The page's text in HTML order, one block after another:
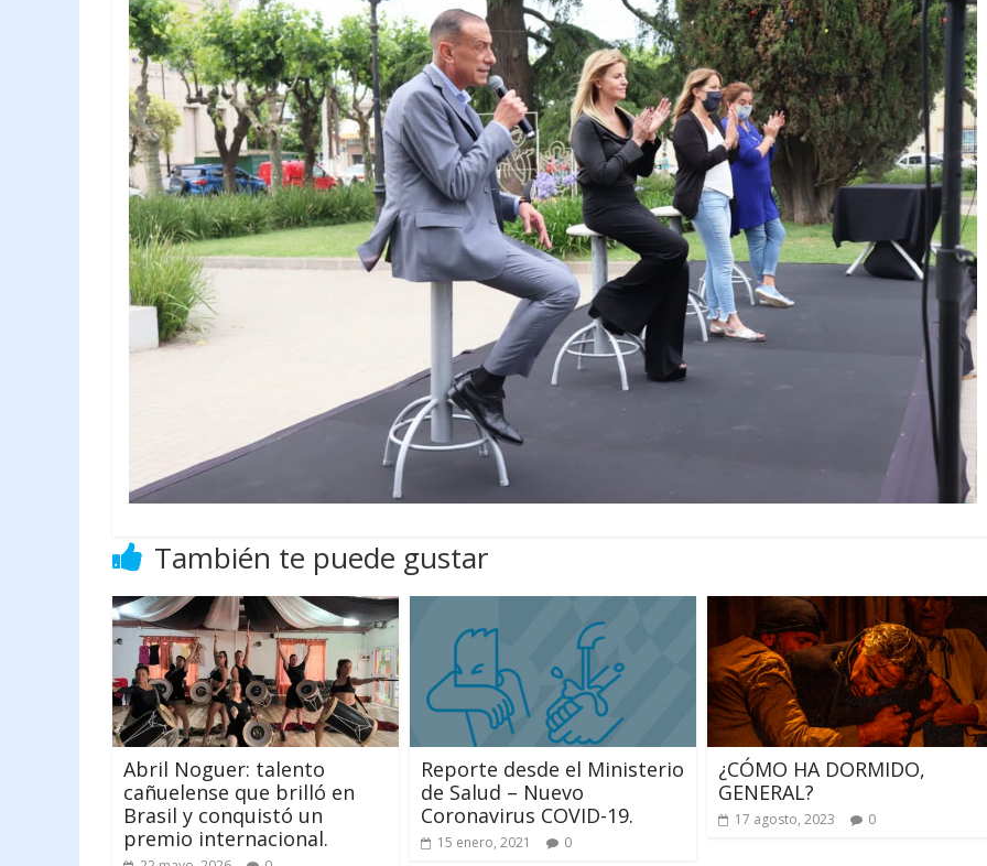
También te puede gustar
Abril Noguer: talento
cañuelense que brilló en
Brasil y conquistó un
premio internacional.
Reporte desde el Ministerio
de Salud – Nuevo
Coronavirus COVID-19.
15 enero, 2021 0
¿CÓMO HA DORMIDO,
GENERAL?
17 agosto, 2023 0